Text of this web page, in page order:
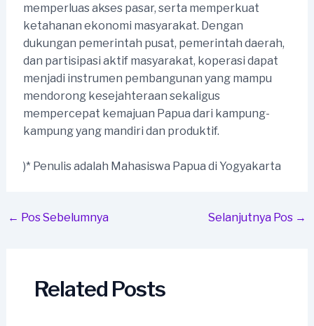
memperluas akses pasar, serta memperkuat
ketahanan ekonomi masyarakat. Dengan
dukungan pemerintah pusat, pemerintah daerah,
dan partisipasi aktif masyarakat, koperasi dapat
menjadi instrumen pembangunan yang mampu
mendorong kesejahteraan sekaligus
mempercepat kemajuan Papua dari kampung-
kampung yang mandiri dan produktif.
)* Penulis adalah Mahasiswa Papua di Yogyakarta
Post
← Pos Sebelumnya Selanjutnya Pos →
Related Posts